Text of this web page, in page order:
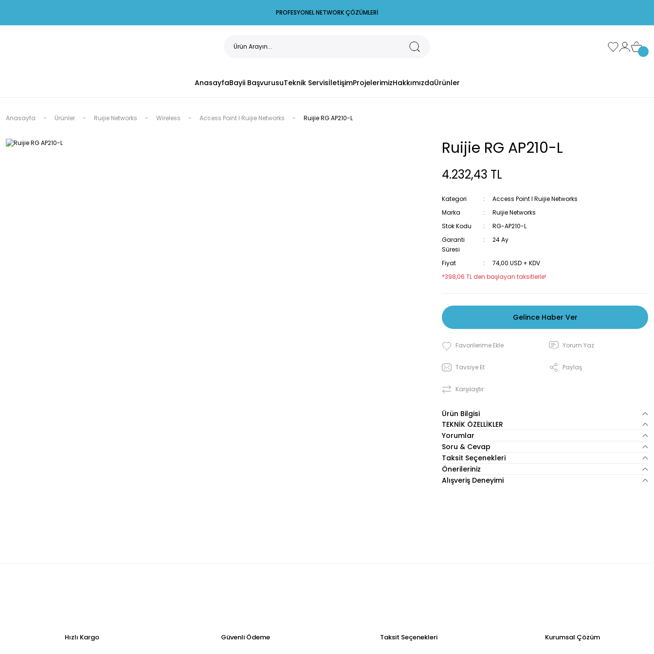
PROFESYONEL NETWORK ÇÖZÜMLERİ
AnasayfaBayii BaşvurusuTeknik ServisİletişimProjelerimizHakkımızdaÜrünler
Anasayfa Ürünler Ruijie Networks Wireless Access Point I Ruijie Networks Ruijie RG AP210-L
Ruijie RG AP210-L
4.232,43 TL
Kategori
Access Point I Ruijie Networks
Marka
Ruijie Networks
Stok Kodu
RG-AP210-L
Garanti
Süresi
24 Ay
Fiyat
74,00 USD + KDV
*398,06 TL den başlayan taksitlerle!
Gelince Haber Ver
Yorum Yaz
Tavsiye Et Paylaş
Karşılaştır
Ürün Bilgisi
TEKNİK ÖZELLİKLER
Yorumlar
Soru & Cevap
Taksit Seçenekleri
Önerileriniz
Alışveriş Deneyimi
Hızlı Kargo Güvenli Ödeme Taksit Seçenekleri Kurumsal Çözüm